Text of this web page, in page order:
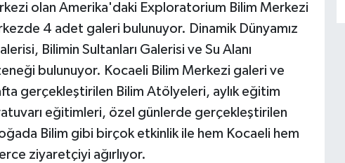
olan Amerika'daki Exploratorium Bilim Merkezi
4 adet galeri bulunuyor. Dinamik Dünyamız
Bilimin Sultanları Galerisi ve Su Alanı
bulunuyor. Kocaeli Bilim Merkezi galeri ve
gerçekleştirilen Bilim Atölyeleri, aylık eğitim
eğitimleri, özel günlerde gerçekleştirilen
Bilim gibi birçok etkinlik ile hem Kocaeli hem
ziyaretçiyi ağırlıyor.